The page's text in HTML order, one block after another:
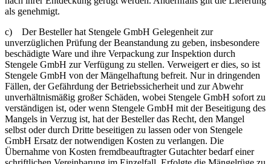
als genehmigt.
c) Der Besteller hat Stengele GmbH Gelegenheit zur
unverzüglichen Prüfung der Beanstandung zu geben, insbesondere
beschädigte Ware und ihre Verpackung zur Inspektion durch
Stengele GmbH zur Verfügung zu stellen. Verweigert er dies, so ist
Stengele GmbH von der Mängelhaftung befreit. Nur in dringenden
Fällen, der Gefährdung der Betriebssicherheit und zur Abwehr
unverhältnismäßig großer Schäden, wobei Stengele GmbH sofort zu
verständigen ist, oder wenn Stengele GmbH mit der Beseitigung des
Mangels in Verzug ist, hat der Besteller das Recht, den Mangel
selbst oder durch Dritte beseitigen zu lassen oder von Stengele
GmbH Ersatz der notwendigen Kosten zu verlangen. Die
Übernahme von Kosten fremdbeauftragter Gutachter bedarf einer